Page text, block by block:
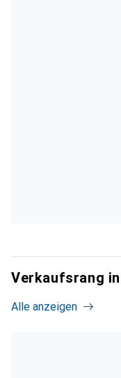
Verkaufsrang
Alle anzeigen